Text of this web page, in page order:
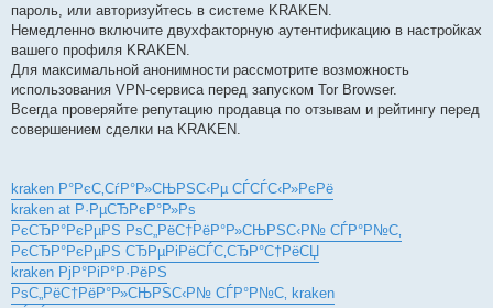
пароль, или авторизуйтесь в системе KRAKEN.
Немедленно включите двухфакторную аутентификацию в настройках
вашего профиля KRAKEN.
Для максимальной анонимности рассмотрите возможность
использования VPN-сервиса перед запуском Tor Browser.
Всегда проверяйте репутацию продавца по отзывам и рейтингу перед
совершением сделки на KRAKEN.
kraken Р°РєС‚СѓР°Р»СЊРЅС‹Рµ СЃСЃС‹Р»РєРё
kraken at Р·РµСЂРєР°Р»Рѕ
РєСЂР°РєРµРЅ РѕС„РёС†РёР°Р»СЊРЅС‹Р№ СЃР°Р№С‚
РєСЂР°РєРµРЅ СЂРµРіРёСЃС‚СЂР°С†РёСЏ
kraken РјР°РіР°Р·РёРЅ
РѕС„РёС†РёР°Р»СЊРЅС‹Р№ СЃР°Р№С‚ kraken